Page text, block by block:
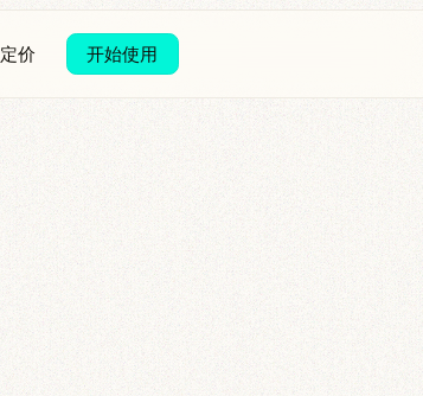
定价 开始使用